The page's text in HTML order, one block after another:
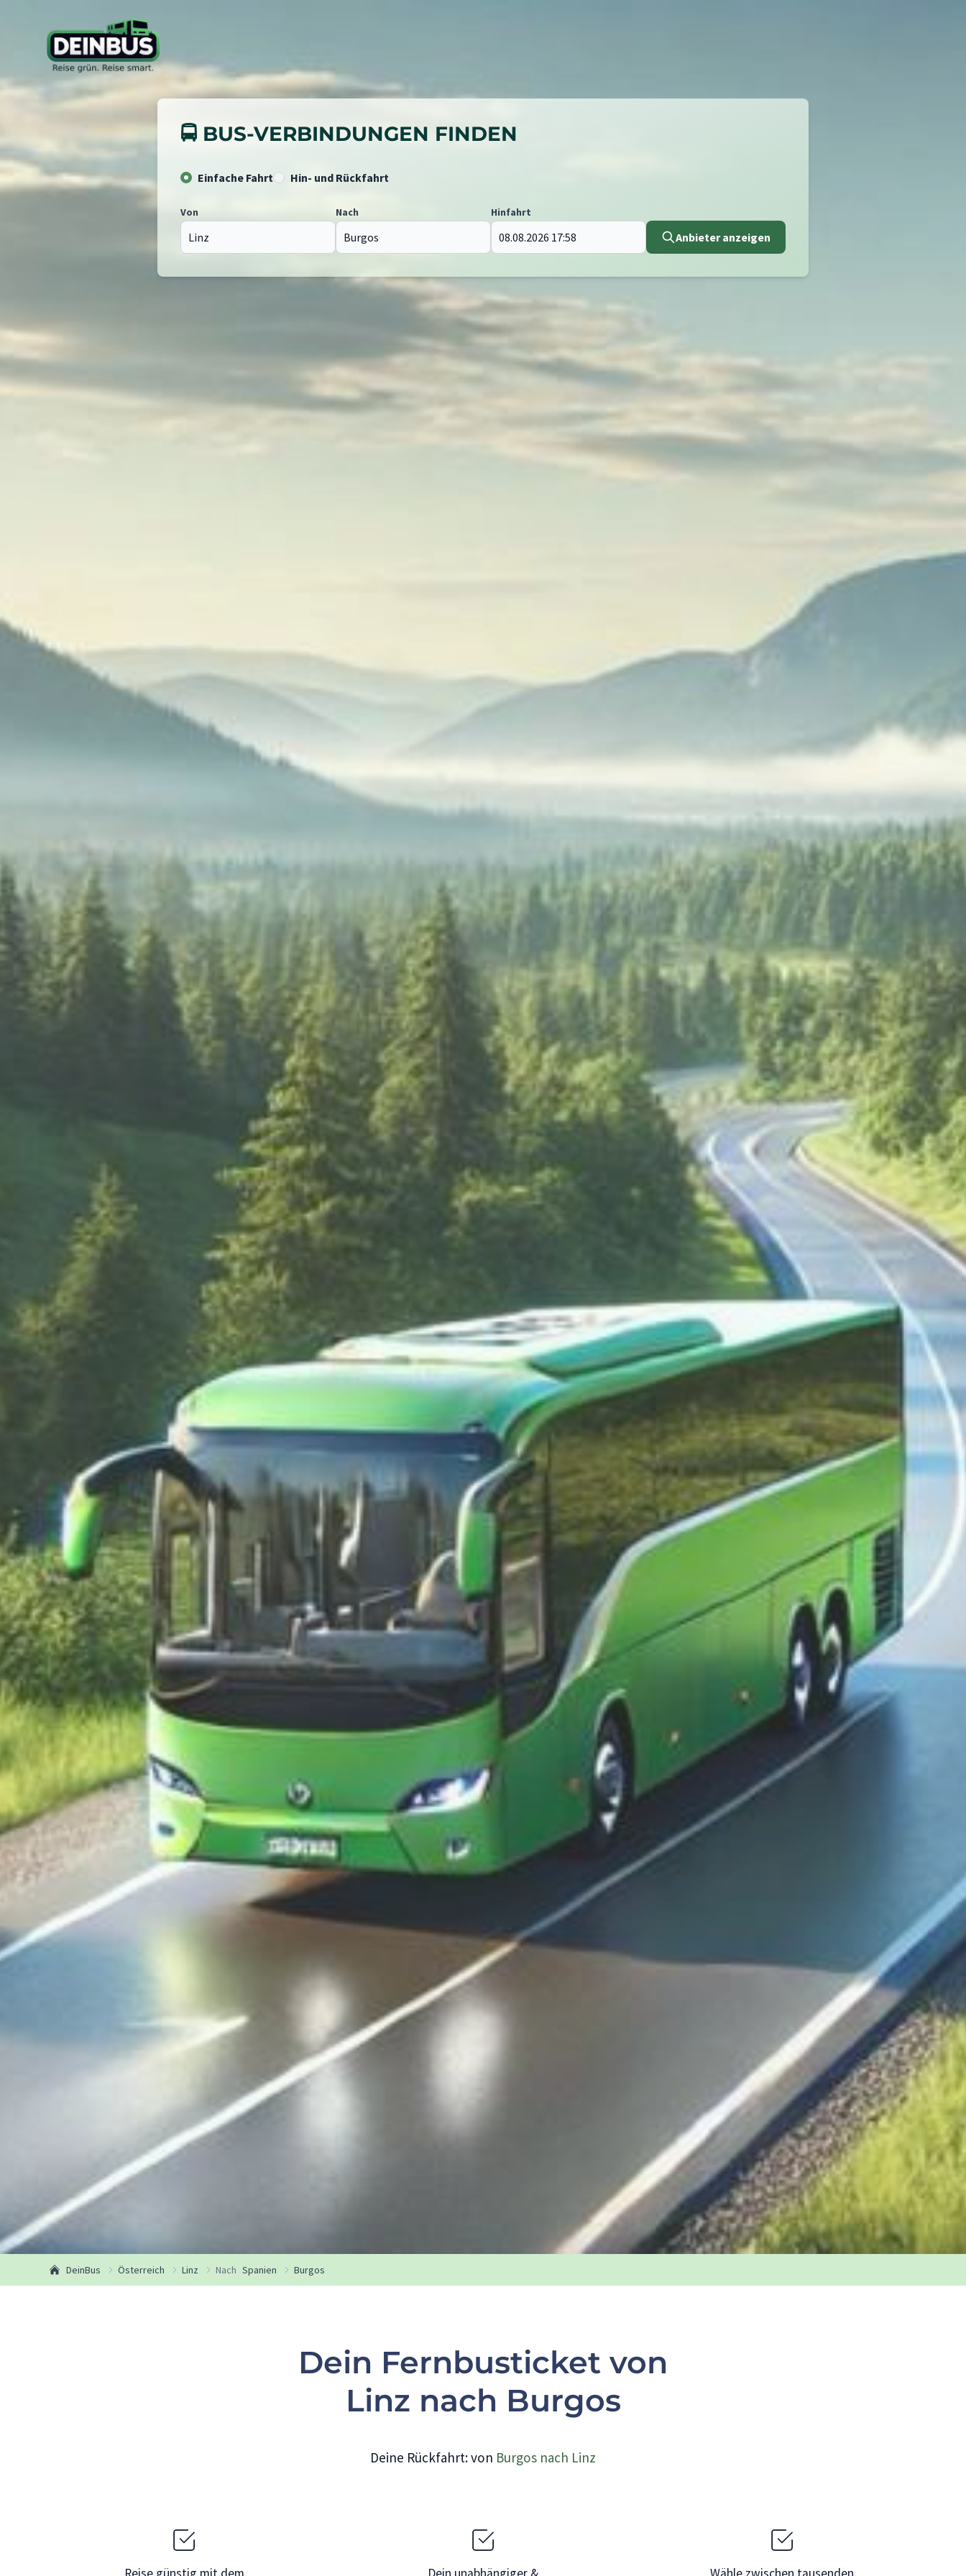
🚍 BUS-VERBINDUNGEN FINDEN
Einfache Fahrt Hin- und Rückfahrt
Von Nach Hinfahrt
Anbieter anzeigen
DeinBus Österreich Linz Nach Spanien Burgos
Dein Fernbusticket von
Linz nach Burgos
Deine Rückfahrt: von Burgos nach Linz